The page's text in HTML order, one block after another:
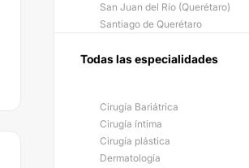
San Juan del Río (Querétaro)
Santiago de Querétaro
Todas las especialidades
Cirugía Bariátrica
Cirugía íntima
Cirugía plástica
Dermatología